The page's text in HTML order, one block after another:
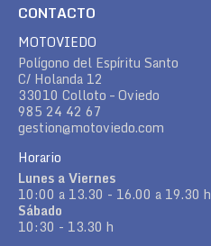
CONTACTO
MOTOVIEDO
Polígono del Espíritu Santo
C/ Holanda 12
33010 Colloto – Oviedo
985 24 42 67
gestion@motoviedo.com
Horario
Lunes a Viernes
10:00 a 13.30 - 16.00 a 19.30 h
Sábado
10:30 - 13.30 h